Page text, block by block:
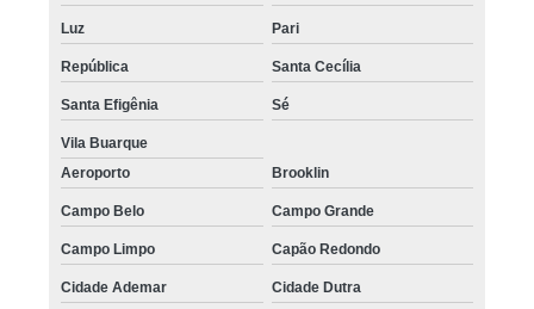
Luz Pari
República Santa Cecília
Santa Efigênia Sé
Vila Buarque
Aeroporto
Brooklin
Campo Belo Campo Grande
Campo Limpo Capão Redondo
Cidade Ademar Cidade Dutra